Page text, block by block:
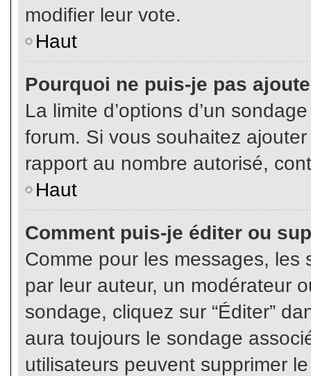
modifier leur vote.
Haut
Pourquoi ne puis-je pas
La limite d’options d’un
forum. Si vous souhaitez
rapport au nombre autorisé,
Haut
Comment puis-je éditer ou
Comme pour les messages,
par leur auteur, un modérateur
sondage, cliquez sur “Éditer”
aura toujours le sondage
utilisateurs peuvent supprimer